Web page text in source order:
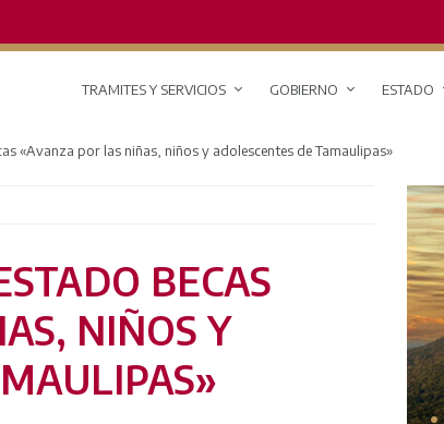
TRAMITES Y SERVICIOS GOBIERNO ESTADO
«Avanza por las niñas, niños y adolescentes de Tamaulipas»
BECAS
NIÑOS Y